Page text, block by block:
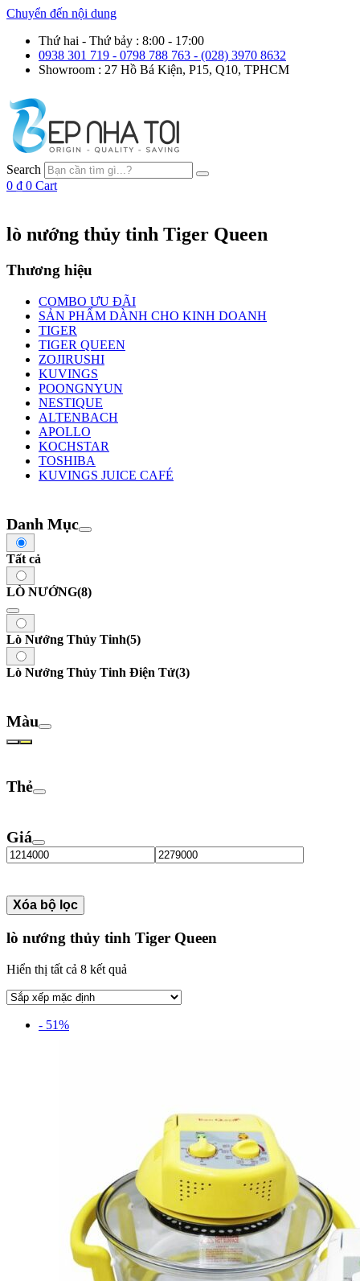
Chuyển đến nội dung
Thứ hai - Thứ bảy : 8:00 - 17:00
0938 301 719 - 0798 788 763 - (028) 3970 8632
Showroom : 27 Hồ Bá Kiện, P15, Q10, TPHCM
Search
0 ₫ 0 Cart
lò nướng thủy tinh Tiger Queen
Thương hiệu
COMBO ƯU ĐÃI
SẢN PHẨM DÀNH CHO KINH DOANH
TIGER
TIGER QUEEN
ZOJIRUSHI
KUVINGS
POONGNYUN
NESTIQUE
ALTENBACH
APOLLO
KOCHSTAR
TOSHIBA
KUVINGS JUICE CAFÉ
Danh Mục
Tất cả
LÒ NƯỚNG(8)
Lò Nướng Thủy Tinh(5)
Lò Nướng Thủy Tinh Điện Tử(3)
Màu
Thẻ
Giá
Xóa bộ lọc
lò nướng thủy tinh Tiger Queen
Hiển thị tất cả 8 kết quả
- 51%